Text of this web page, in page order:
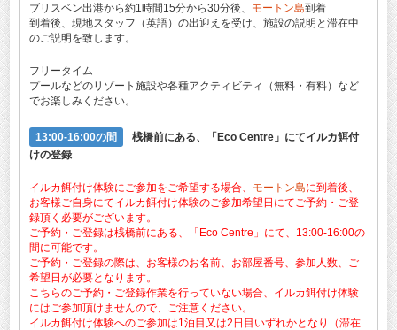
ブリスベン出港から約1時間15分から30分後、 モートン島到着
到着後、現地スタッフ（英語）の出迎えを受け、施設の説明と滞在中
のご説明を致します。
フリータイム
プールなどのリゾート施設や各種アクティビティ（無料・有料）など
でお楽しみください。
13:00-16:00の間
桟橋前にある、「Eco Centre」にてイルカ餌付
けの登録
イルカ餌付け体験にご参加をご希望する場合、 モートン島に到着後、
お客様ご自身にてイルカ餌付け体験のご参加希望日にてご予約・ご登
録頂く必要がございます。
ご予約・ご登録は桟橋前にある、「Eco Centre」にて、13:00-16:00の
間に可能です。
ご予約・ご登録の際は、お客様のお名前、お部屋番号、参加人数、ご
希望日が必要となります。
こちらのご予約・ご登録作業を行っていない場合、イルカ餌付け体験
にはご参加頂けませんので、ご注意ください。
イルカ餌付け体験へのご参加は1泊目又は2日目いずれかとなり（滞在